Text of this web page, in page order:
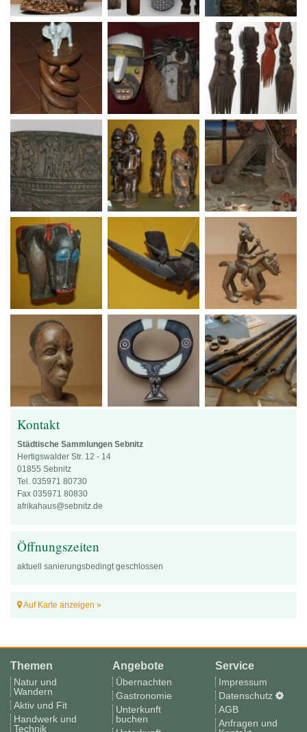
Kontakt
Städtische Sammlungen Sebnitz
Hertigswalder Str. 12 - 14
01855 Sebnitz
Tel. 035971 80730
Fax 035971 80830
afrikahaus@sebnitz.de
Öffnungszeiten
aktuell sanierungsbedingt geschlossen
Auf Karte anzeigen »
Themen
Natur und
Wandern
Aktiv und Fit
Handwerk und
Technik
Angebote
Übernachten
Gastronomie
Unterkunft
buchen
Service
Impressum
Datenschutz
AGB
Anfragen und